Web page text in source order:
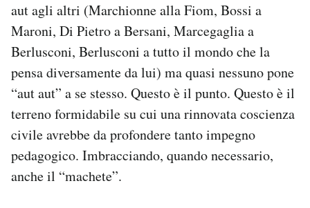
aut agli altri (Marchionne alla Fiom, Bossi a
Maroni, Di Pietro a Bersani, Marcegaglia a
Berlusconi, Berlusconi a tutto il mondo che la
pensa diversamente da lui) ma quasi nessuno pone
“aut aut” a se stesso. Questo è il punto. Questo è il
terreno formidabile su cui una rinnovata coscienza
civile avrebbe da profondere tanto impegno
pedagogico. Imbracciando, quando necessario,
anche il “machete”.